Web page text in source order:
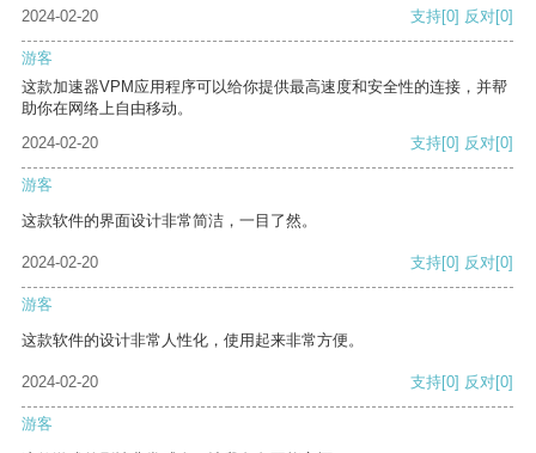
2024-02-20
支持[0] 反对[0]
游客
这款加速器VPM应用程序可以给你提供最高速度和安全性的连接，并帮
助你在网络上自由移动。
2024-02-20
支持[0] 反对[0]
游客
这款软件的界面设计非常简洁，一目了然。
2024-02-20 支持[0] 反对[0]
游客
这款软件的设计非常人性化，使用起来非常方便。
2024-02-20 支持[0] 反对[0]
游客